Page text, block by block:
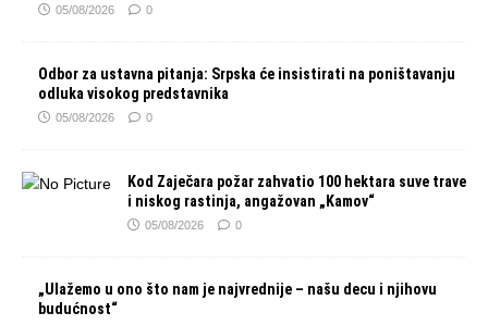
05/08/2026 0
Odbor za ustavna pitanja: Srpska će insistirati na poništavanju
odluka visokog predstavnika
05/08/2026 0
Kod Zaječara požar zahvatio 100 hektara suve trave
i niskog rastinja, angažovan „Kamov“
05/08/2026 0
„Ulažemo u ono što nam je najvrednije – našu decu i njihovu
budućnost“